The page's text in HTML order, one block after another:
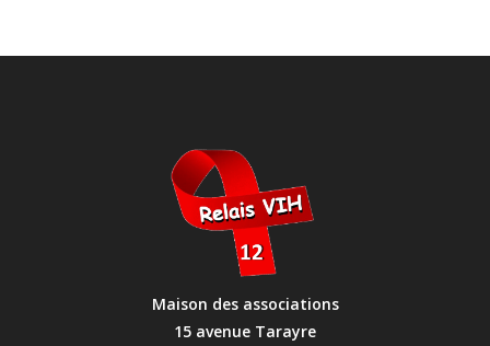
Maison des associations
15 avenue Tarayre